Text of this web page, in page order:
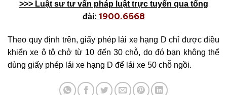
>>> Luật sư tư vấn pháp luật trực tuyến qua tổng
đài: 1900.6568
Theo quy định trên, giấy phép lái xe hạng D chỉ được điều
khiển xe ô tô chở từ 10 đến 30 chỗ, do đó bạn không thể
dùng giấy phép lái xe hạng D để lái xe 50 chỗ ngồi.